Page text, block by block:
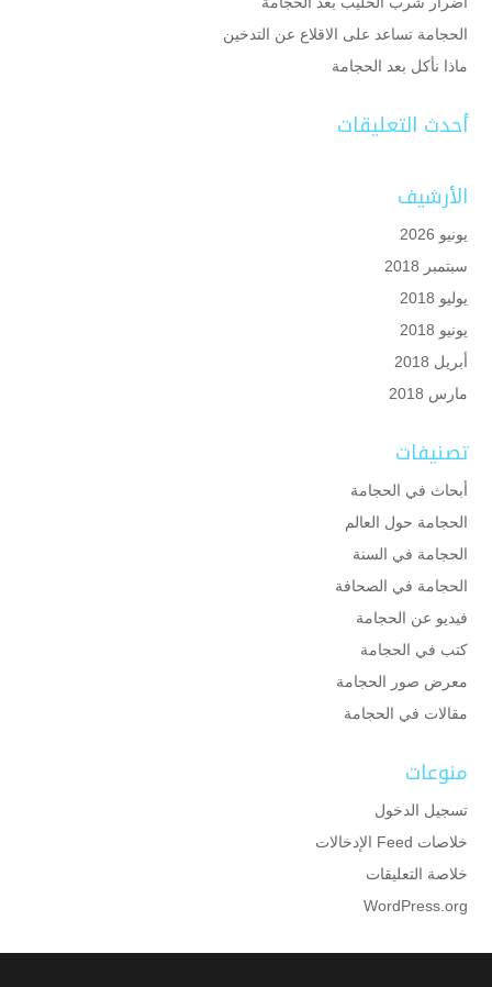
الحجامة تساعد على الاقلاع عن التدخين
ماذا نأكل بعد الحجامة
أحدث التعليقات
الأرشيف
يونيو 2026
سبتمبر 2018
يوليو 2018
يونيو 2018
أبريل 2018
مارس 2018
تصنيفات
أبحاث في الحجامة
الحجامة حول العالم
الحجامة في السنة
الحجامة في الصحافة
فيديو عن الحجامة
كتب في الحجامة
معرض صور الحجامة
مقالات في الحجامة
منوعات
تسجيل الدخول
خلاصات Feed الإدخالات
خلاصة التعليقات
WordPress.org